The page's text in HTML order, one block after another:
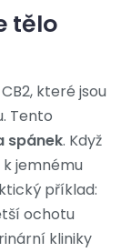
tělo
které jsou
Tento
spánek. Když
jemnému
příklad:
ochotu
kliniky